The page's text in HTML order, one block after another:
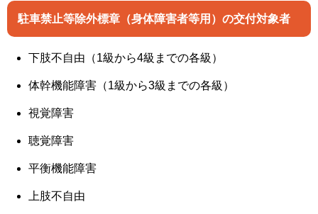
駐車禁止等除外標章（身体障害者等用）の交付対象者
下肢不自由（1級から4級までの各級）
体幹機能障害（1級から3級までの各級）
視覚障害
聴覚障害
平衡機能障害
上肢不自由